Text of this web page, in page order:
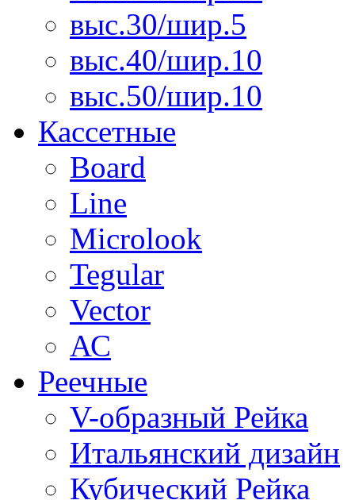
выс.30/шир.5
выс.40/шир.10
выс.50/шир.10
Кассетные
Board
Line
Microlook
Tegular
Vector
АС
Реечные
V-образный Рейка
Итальянский дизайн
Кубический Рейка